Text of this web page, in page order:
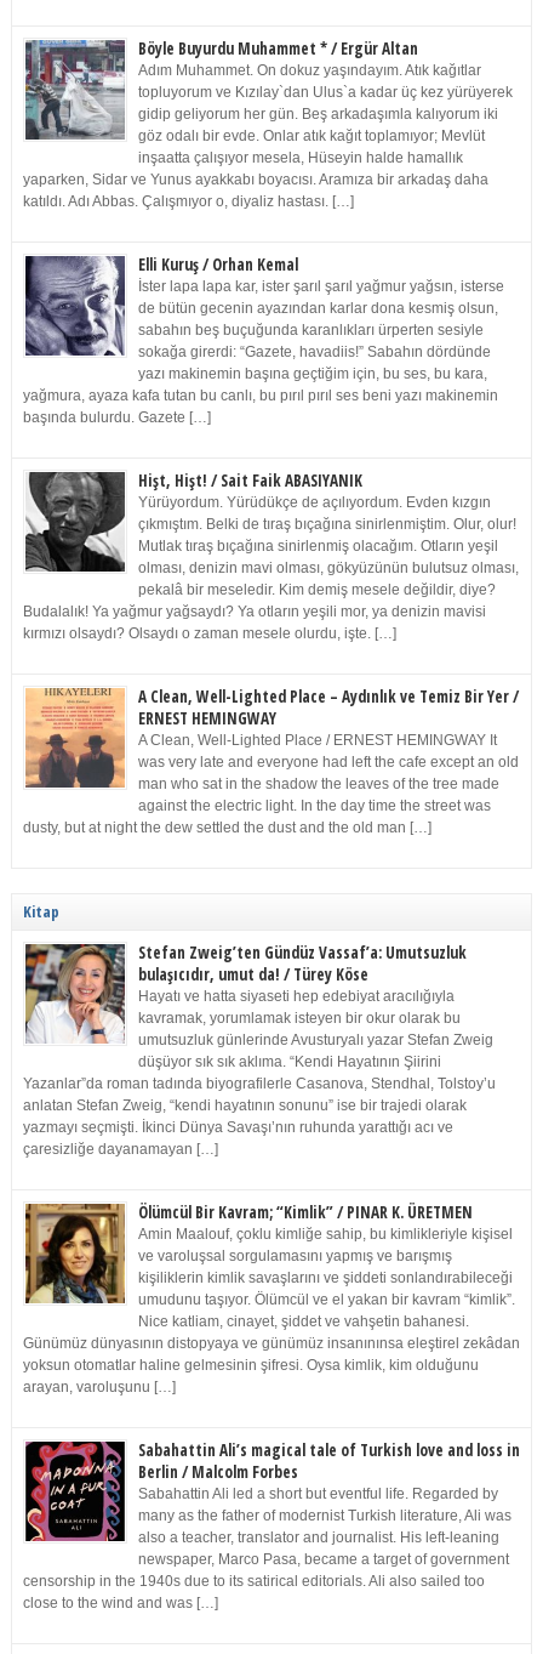
Böyle Buyurdu Muhammet * / Ergür Altan
Adım Muhammet. On dokuz yaşındayım. Atık kağıtlar
topluyorum ve Kızılay`dan Ulus`a kadar üç kez yürüyerek
gidip geliyorum her gün. Beş arkadaşımla kalıyorum iki
göz odalı bir evde. Onlar atık kağıt toplamıyor; Mevlüt
inşaatta çalışıyor mesela, Hüseyin halde hamallık
yaparken, Sidar ve Yunus ayakkabı boyacısı. Aramıza bir arkadaş daha
katıldı. Adı Abbas. Çalışmıyor o, diyaliz hastası. […]
Elli Kuruş / Orhan Kemal
İster lapa lapa kar, ister şarıl şarıl yağmur yağsın, isterse
de bütün gecenin ayazından karlar dona kesmiş olsun,
sabahın beş buçuğunda karanlıkları ürperten sesiyle
sokağa girerdi: “Gazete, havadiis!” Sabahın dördünde
yazı makinemin başına geçtiğim için, bu ses, bu kara,
yağmura, ayaza kafa tutan bu canlı, bu pırıl pırıl ses beni yazı makinemin
başında bulurdu. Gazete […]
Hişt, Hişt! / Sait Faik ABASIYANIK
Yürüyordum. Yürüdükçe de açılıyordum. Evden kızgın
çıkmıştım. Belki de tıraş bıçağına sinirlenmiştim. Olur, olur!
Mutlak tıraş bıçağına sinirlenmiş olacağım. Otların yeşil
olması, denizin mavi olması, gökyüzünün bulutsuz olması,
pekalâ bir meseledir. Kim demiş mesele değildir, diye?
Budalalık! Ya yağmur yağsaydı? Ya otların yeşili mor, ya denizin mavisi
kırmızı olsaydı? Olsaydı o zaman mesele olurdu, işte. […]
A Clean, Well-Lighted Place – Aydınlık ve Temiz Bir Yer /
ERNEST HEMINGWAY
A Clean, Well-Lighted Place / ERNEST HEMINGWAY It
was very late and everyone had left the cafe except an old
man who sat in the shadow the leaves of the tree made
against the electric light. In the day time the street was
dusty, but at night the dew settled the dust and the old man […]
Kitap
Stefan Zweig’ten Gündüz Vassaf’a: Umutsuzluk
bulaşıcıdır, umut da! / Türey Köse
Hayatı ve hatta siyaseti hep edebiyat aracılığıyla
kavramak, yorumlamak isteyen bir okur olarak bu
umutsuzluk günlerinde Avusturyalı yazar Stefan Zweig
düşüyor sık sık aklıma. “Kendi Hayatının Şiirini
Yazanlar”da roman tadında biyografilerle Casanova, Stendhal, Tolstoy’u
anlatan Stefan Zweig, “kendi hayatının sonunu” ise bir trajedi olarak
yazmayı seçmişti. İkinci Dünya Savaşı’nın ruhunda yarattığı acı ve
çaresizliğe dayanamayan […]
Ölümcül Bir Kavram; “Kimlik” / PINAR K. ÜRETMEN
Amin Maalouf, çoklu kimliğe sahip, bu kimlikleriyle kişisel
ve varoluşsal sorgulamasını yapmış ve barışmış
kişiliklerin kimlik savaşlarını ve şiddeti sonlandırabileceği
umudunu taşıyor. Ölümcül ve el yakan bir kavram “kimlik”.
Nice katliam, cinayet, şiddet ve vahşetin bahanesi.
Günümüz dünyasının distopyaya ve günümüz insanınınsa eleştirel zekâdan
yoksun otomatlar haline gelmesinin şifresi. Oysa kimlik, kim olduğunu
arayan, varoluşunu […]
Sabahattin Ali’s magical tale of Turkish love and loss in
Berlin / Malcolm Forbes
Sabahattin Ali led a short but eventful life. Regarded by
many as the father of modernist Turkish literature, Ali was
also a teacher, translator and journalist. His left-leaning
newspaper, Marco Pasa, became a target of government
censorship in the 1940s due to its satirical editorials. Ali also sailed too
close to the wind and was […]